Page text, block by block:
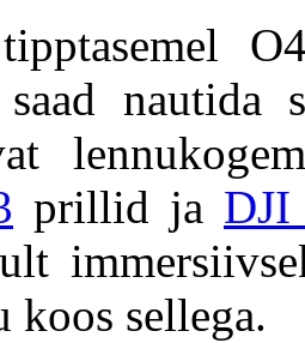
saad
prillid ja
koos sellega.